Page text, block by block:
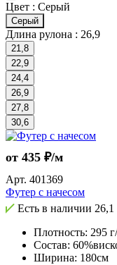
Цвет : Серый
Серый
Длина рулона : 26,9
21,8
22,9
24,4
26,9
27,8
30,6
от 435 ₽/м
Арт. 401369
Футер с начесом
Есть в наличии
Плотность: 295
Состав:
Ширина: 180см